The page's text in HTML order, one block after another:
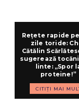
Rețete rapide
zile toride:
Cătălin
sugerează
linte: „Spor
proteine!”
CITIȚI MAI